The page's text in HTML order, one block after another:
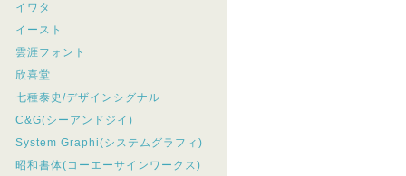
イワタ
イースト
雲涯フォント
欣喜堂
七種泰史/デザインシグナル
C&G(シーアンドジイ)
System Graphi(システムグラフィ)
昭和書体(コーエーサインワークス)